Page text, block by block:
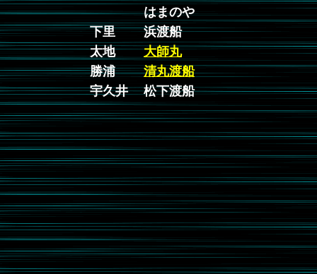
はまのや
下里
浜渡船
太地
大師丸
勝浦
清丸渡船
宇久井
松下渡船